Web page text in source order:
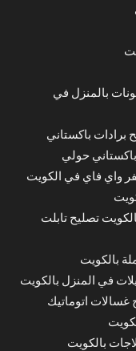
بالمنزل في
حولي
واي فاي في الكويت
تصليح تابلت
بالكويت
في المنزل بالكويت
غسالات اتوماتيك
بالكويت